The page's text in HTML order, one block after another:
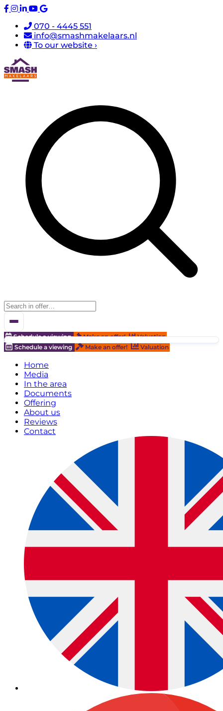
070 - 4445 551
info@smashmakelaars.nl
To our website ›
Schedule a viewing Make an offer!
Valuation
Schedule a viewing
Make an offer! Valuation
Home
Media
In the area
Documents
Offering
About us
Reviews
Contact